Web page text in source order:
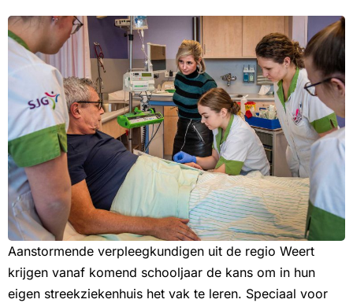
Aanstormende verpleegkundigen uit de regio Weert
krijgen vanaf komend schooljaar de kans om in hun
eigen streekziekenhuis het vak te leren. Speciaal voor